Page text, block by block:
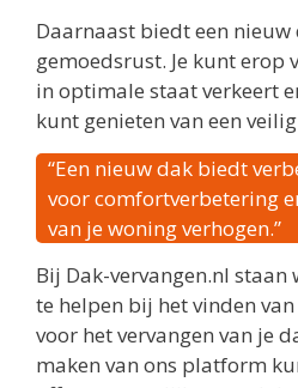
Daarnaast biedt een nieuw
gemoedsrust. Je kunt erop
in optimale staat verkeert
kunt genieten van een
“Een nieuw dak biedt
voor comfortverbetering
van je woning verhogen.”
Bij Dak-vervangen.nl staan
te helpen bij het vinden
voor het vervangen van je
maken van ons platform